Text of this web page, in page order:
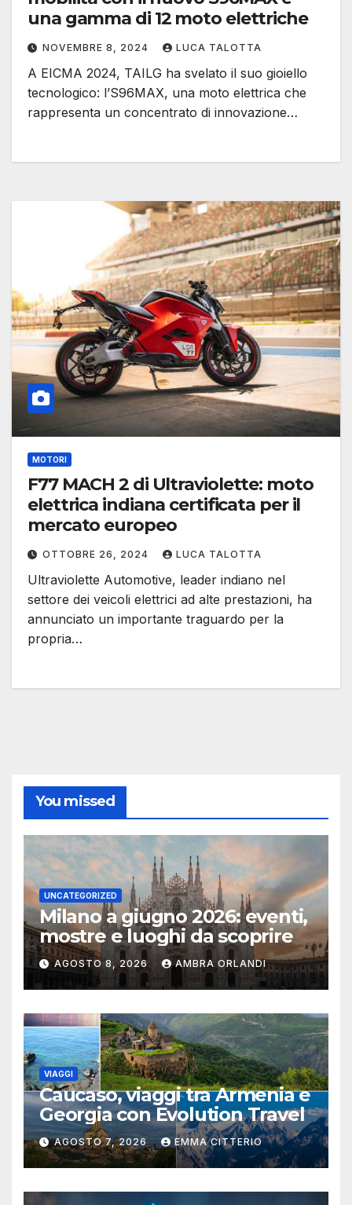
una gamma di 12 moto elettriche
NOVEMBRE 8, 2024 LUCA TALOTTA
A EICMA 2024, TAILG ha svelato il suo gioiello
tecnologico: l’S96MAX, una moto elettrica che
rappresenta un concentrato di innovazione…
MOTORI
F77 MACH 2 di Ultraviolette: moto
elettrica indiana certificata per il
mercato europeo
OTTOBRE 26, 2024 LUCA TALOTTA
Ultraviolette Automotive, leader indiano nel
settore dei veicoli elettrici ad alte prestazioni, ha
annunciato un importante traguardo per la
propria…
You missed
UNCATEGORIZED
Milano a giugno 2026: eventi,
mostre e luoghi da scoprire
AGOSTO 8, 2026 AMBRA ORLANDI
VIAGGI
Caucaso, viaggi tra Armenia e
Georgia con Evolution Travel
AGOSTO 7, 2026 EMMA CITTERIO